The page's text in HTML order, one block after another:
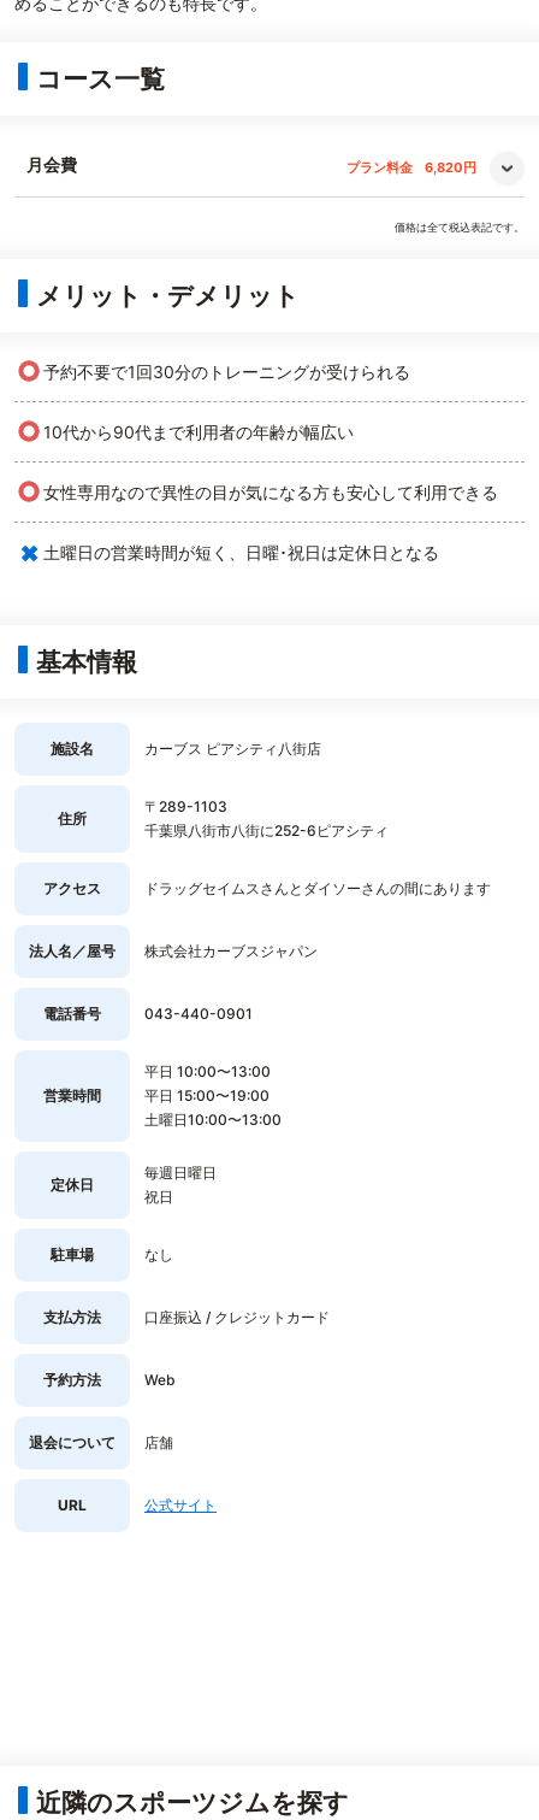
コース一覧
月会費 プラン料金 6,820円
価格は全て税込表記です。
メリット・デメリット
○予約不要で1回30分のトレーニングが受けられる
○10代から90代まで利用者の年齢が幅広い
○女性専用なので異性の目が気になる方も安心して利用できる
× 土曜日の営業時間が短く、日曜･祝日は定休日となる
基本情報
施設名 カーブス ピアシティ八街店
住所
〒289-1103
千葉県八街市八街に252-6ピアシティ
アクセス ドラッグセイムスさんとダイソーさんの間にあります
法人名／屋号 株式会社カーブスジャパン
電話番号 043-440-0901
営業時間
平日 10:00〜13:00
平日 15:00〜19:00
土曜日10:00〜13:00
定休日
毎週日曜日
祝日
駐車場 なし
支払方法 口座振込 / クレジットカード
予約方法 Web
退会について 店舗
URL 公式サイト
近隣のスポーツジムを探す